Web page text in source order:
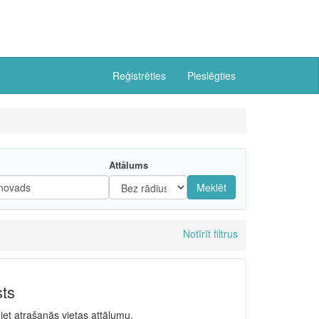
Reģistrēties Pieslēgties
Attālums
Meklēt
Notīrīt filtrus
atrašanās vietas attālumu.